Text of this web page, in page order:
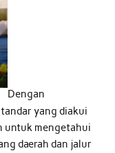
Dengan
yang diakui
untuk mengetahui
daerah dan jalur